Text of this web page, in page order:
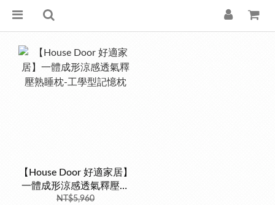
【House Door 好適家居】
一體成形涼感透氣釋壓熟
睡枕-工學型記憶枕
NT$5,960